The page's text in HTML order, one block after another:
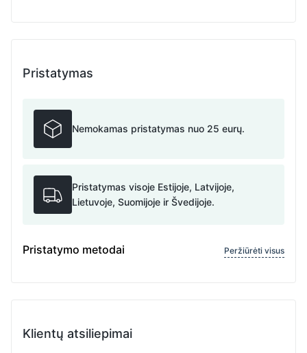
Pristatymas
Nemokamas pristatymas nuo 25 eurų.
Pristatymas visoje Estijoje, Latvijoje,
Lietuvoje, Suomijoje ir Švedijoje.
Pristatymo metodai Peržiūrėti visus
Klientų atsiliepimai